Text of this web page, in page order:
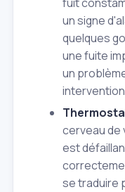
un signe
quelques
une fuite
un
cerveau de
est
se traduire